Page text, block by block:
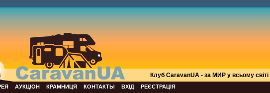
Клуб СaravanUA - за МИР у всьому світі
АУКЦІОН КРАМНИЦЯ КОНТАКТЫ ВХІД РЕЄСТРАЦІЯ